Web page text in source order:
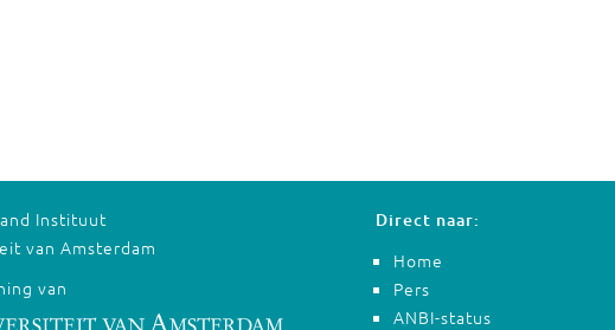
Instituut
van Amsterdam
van
Direct naar:
Home
Pers
ANBI-status